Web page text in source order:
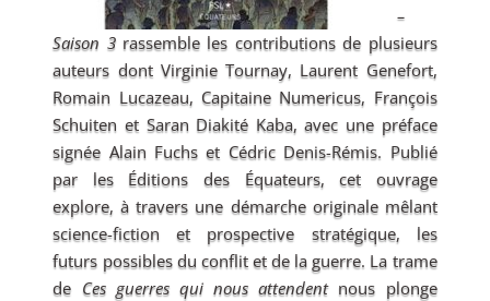
–
Saison 3rassemble les contributions de plusieurs
auteurs dont Virginie Tournay, Laurent Genefort,
Romain Lucazeau, Capitaine Numericus, François
Schuiten et Saran Diakité Kaba, avec une préface
signée Alain Fuchs et Cédric Denis-Rémis. Publié
par les Éditions des Équateurs, cet ouvrage
explore, à travers une démarche originale mêlant
science-fiction et prospective stratégique, les
futurs possibles du conflit et de la guerre. La trame
de Ces guerres qui nous attendentnous plonge